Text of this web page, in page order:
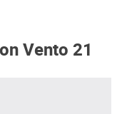
Vento 21